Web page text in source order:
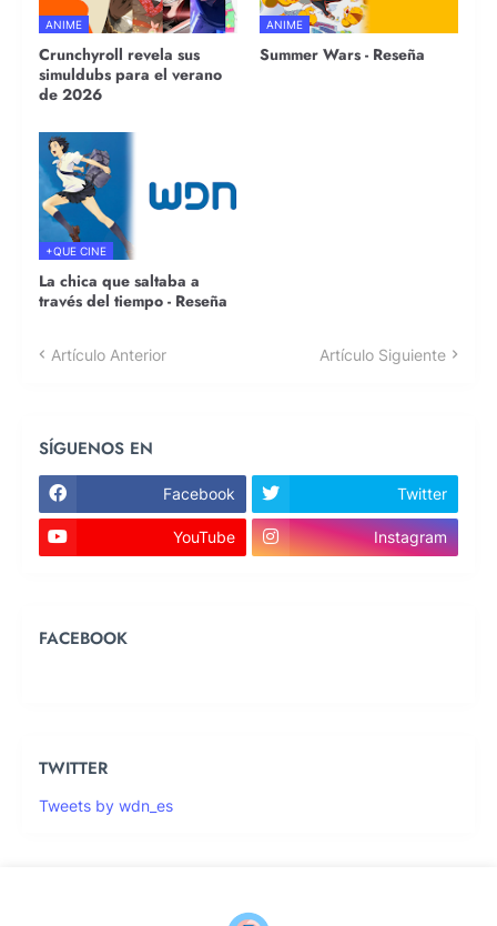
ANIME
Crunchyroll revela sus
simuldubs para el verano
de 2026
ANIME
Summer Wars - Reseña
+QUE CINE
La chica que saltaba a
través del tiempo - Reseña
Artículo Anterior Artículo Siguiente
SÍGUENOS EN
Facebook Twitter
YouTube Instagram
FACEBOOK
TWITTER
Tweets by wdn_es